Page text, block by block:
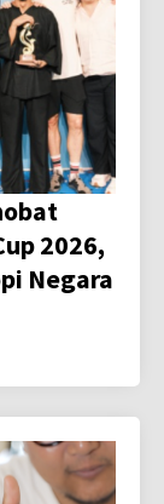
2026,
Negara